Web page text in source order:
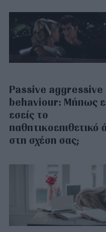
Passive aggressive
behaviour: Μήπως
εσείς το
παθητικοεπιθετικό
στη σχέση σας;